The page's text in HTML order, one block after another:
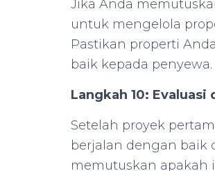
Jika Anda
untuk mengelola
Pastikan properti
baik kepada penyewa.
Langkah 10:
Setelah proyek
berjalan dengan baik
memutuskan apakah